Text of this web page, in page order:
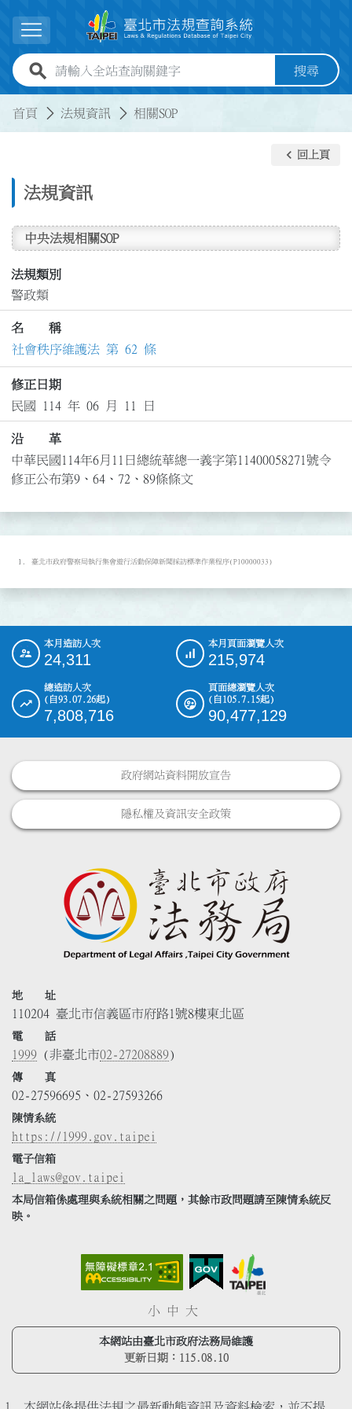
展開選單
全站查詢關鍵字欄位 搜尋
首頁 法規資訊 相關SOP
法規資訊
keyboard_arrow_left 回上頁
中央法規相關SOP
法規類別
警政類
名 稱
社會秩序維護法 第 62 條
修正日期
民國 114 年 06 月 11 日
沿 革
中華民國114年6月11日總統華總一義字第11400058271號令
修正公布第9、64、72、89條條文
臺北市政府警察局執行集會遊行活動保障新聞採訪標準作業程序(P10000033)
::: 本月造訪人次
24,311
本月頁面瀏覽人次
215,974
總造訪人次
(自93.07.26起)
7,808,716
頁面總瀏覽人次
(自105.7.15起)
90,477,129
政府網站資料開放宣告
隱私權及資訊安全政策
地 址
110204 臺北市信義區市府路1號8樓東北區
電 話
1999 (非臺北市02-27208889)
傳 真
02-27596695、02-27593266
陳情系統
https://1999.gov.taipei
電子信箱
la_laws@gov.taipei
本局信箱係處理與系統相關之問題，其餘市政問題請至陳情系統反
映。
小 中 大
本網站由臺北市政府法務局維護
更新日期： 115.08.10
本網站係提供法規之最新動態資訊及資料檢索，並不提